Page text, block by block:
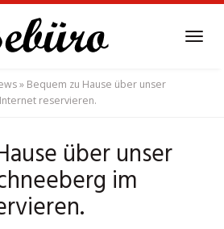
» Bequem zu Hause über unser
reservieren.
über unser
im